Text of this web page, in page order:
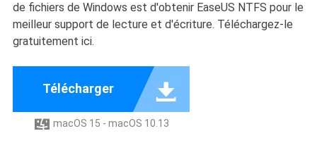
de fichiers de Windows est d'obtenir EaseUS NTFS pour le
meilleur support de lecture et d'écriture. Téléchargez-le
gratuitement ici.
Télécharger 
 macOS 15 - macOS 10.13